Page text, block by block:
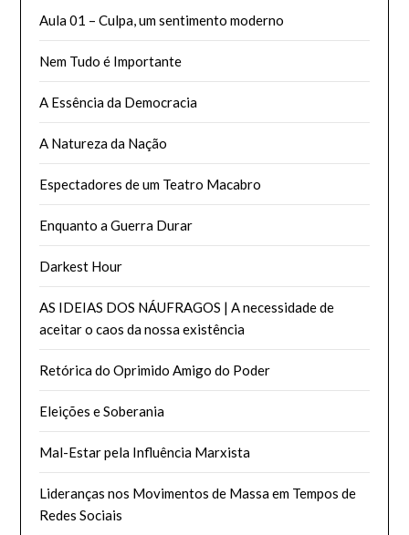
Aula 01 – Culpa, um sentimento moderno
Nem Tudo é Importante
A Essência da Democracia
A Natureza da Nação
Espectadores de um Teatro Macabro
Enquanto a Guerra Durar
Darkest Hour
AS IDEIAS DOS NÁUFRAGOS | A necessidade de
aceitar o caos da nossa existência
Retórica do Oprimido Amigo do Poder
Eleições e Soberania
Mal-Estar pela Influência Marxista
Lideranças nos Movimentos de Massa em Tempos de
Redes Sociais